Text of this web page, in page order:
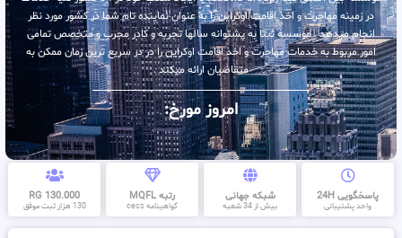
در زمینه مهاجرت و اخذ اقامت اوکراین را به عنوان نماینده تام شما در کشور مورد نظر
انجام میدهد . موسسه ثبتا به پشتوانه سالها تجربه و کادر مجرب و متخصص تمامی
امور مربوط به خدمات مهاجرت و اخذ اقامت اوکراین را در در سریع ترین زمان ممکن به
متقاضیان ارائه میکند .
امروز مورخ:
پاسخگویی 24H
واحد پشتیبانی
شبکه جهانی
بیش از 34 شعبه
رتبه MQFL
گواهینامه cess
130.000 RG
130 هزار ثبت موفق